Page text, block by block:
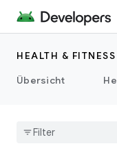
HEALTH &
Übersicht